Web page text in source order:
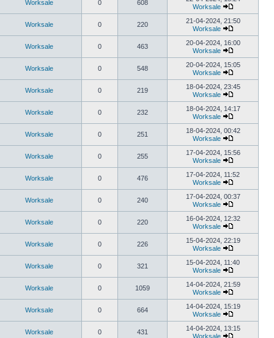
Worksale 0 608
Worksale
Worksale 0 220
21-04-2024, 21:50
Worksale
Worksale 0 463
20-04-2024, 16:00
Worksale
Worksale 0 548
20-04-2024, 15:05
Worksale
Worksale 0 219
18-04-2024, 23:45
Worksale
Worksale 0 232
18-04-2024, 14:17
Worksale
Worksale 0 251
18-04-2024, 00:42
Worksale
Worksale 0 255
17-04-2024, 15:56
Worksale
Worksale 0 476
17-04-2024, 11:52
Worksale
Worksale 0 240
17-04-2024, 00:37
Worksale
Worksale 0 220
16-04-2024, 12:32
Worksale
Worksale 0 226
15-04-2024, 22:19
Worksale
Worksale 0 321
15-04-2024, 11:40
Worksale
Worksale 0 1059
14-04-2024, 21:59
Worksale
Worksale 0 664
14-04-2024, 15:19
Worksale
Worksale 0 431
14-04-2024, 13:15
Worksale